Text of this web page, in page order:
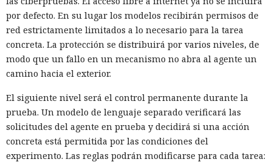
por defecto. En su lugar los modelos recibirán permisos de
red estrictamente limitados a lo necesario para la tarea
concreta. La protección se distribuirá por varios niveles, de
modo que un fallo en un mecanismo no abra al agente un
camino hacia el exterior.
El siguiente nivel será el control permanente durante la
prueba. Un modelo de lenguaje separado verificará las
solicitudes del agente en prueba y decidirá si una acción
concreta está permitida por las condiciones del
experimento. Las reglas podrán modificarse para cada tarea: